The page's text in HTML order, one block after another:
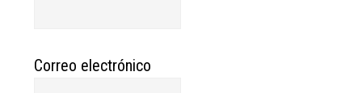
Correo electrónico